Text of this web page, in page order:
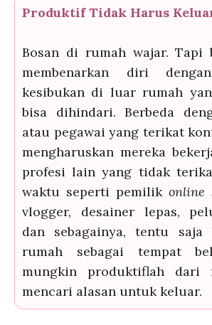
Produktif Tidak Harus
Bosan di rumah wajar. Tapi
membenarkan diri
kesibukan di luar rumah
bisa dihindari. Berbeda
atau pegawai yang terikat
mengharuskan mereka
profesi lain yang tidak
waktu seperti pemilik online
vlogger, desainer lepas,
dan sebagainya, tentu saja
rumah sebagai tempat
mungkin produktiflah dari
mencari alasan untuk keluar.